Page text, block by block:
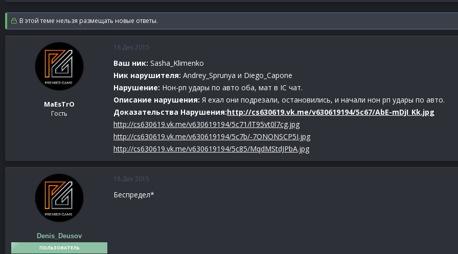
т
о
р
т
т
а
н
а
ч
а
л
а
В этой теме нельзя размещать новые ответы.
MaEsTrO
Гость
18 Дек 2015
Ваш ник: Sasha_Klimenko
Ник нарушителя: Andrey_Sprunya и Diego_Capone
Нарушение: Нон-рп удары по авто оба, мат в IC чат.
Описание нарушения: Я ехал они подрезали, остановились, и начали нон рп удары по авто.
Доказательства Нарушения:http://cs630619.vk.me/v630619194/5c67/AbE-mDjI_Kk.jpg
http://cs630619.vk.me/v630619194/5c71/lT95vt0l7cg.jpg
http://cs630619.vk.me/v630619194/5c7b/-7ONONSCP5I.jpg
http://cs630619.vk.me/v630619194/5c85/MqdMStdJPbA.jpg
Denis_Deusov
ПОЛЬЗОВАТЕЛЬ
18 Дек 2015
Беспредел*